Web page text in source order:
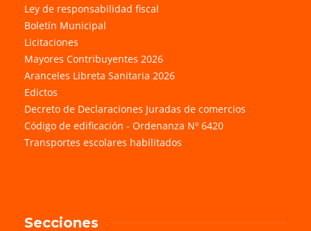
Ley de responsabilidad fiscal
Boletín Municipal
Licitaciones
Mayores Contribuyentes 2026
Aranceles Libreta Sanitaria 2026
Edictos
Decreto de Declaraciones Juradas de comercios
Código de edificación - Ordenanza Nº 6420
Transportes escolares habilitados
Secciones